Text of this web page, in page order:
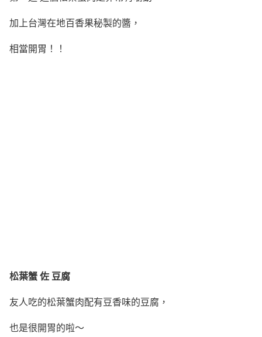
加上台灣在地百香果秘製的醬，
相當開胃！！
松葉蟹 佐 豆腐
友人吃的松葉蟹肉配有豆香味的豆腐，
也是很開胃的啦～